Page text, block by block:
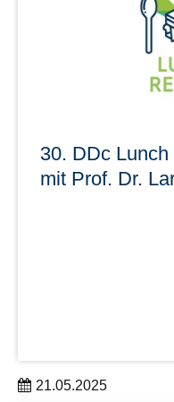
30. DDc Lunch
mit Prof. Dr.
21.05.2025